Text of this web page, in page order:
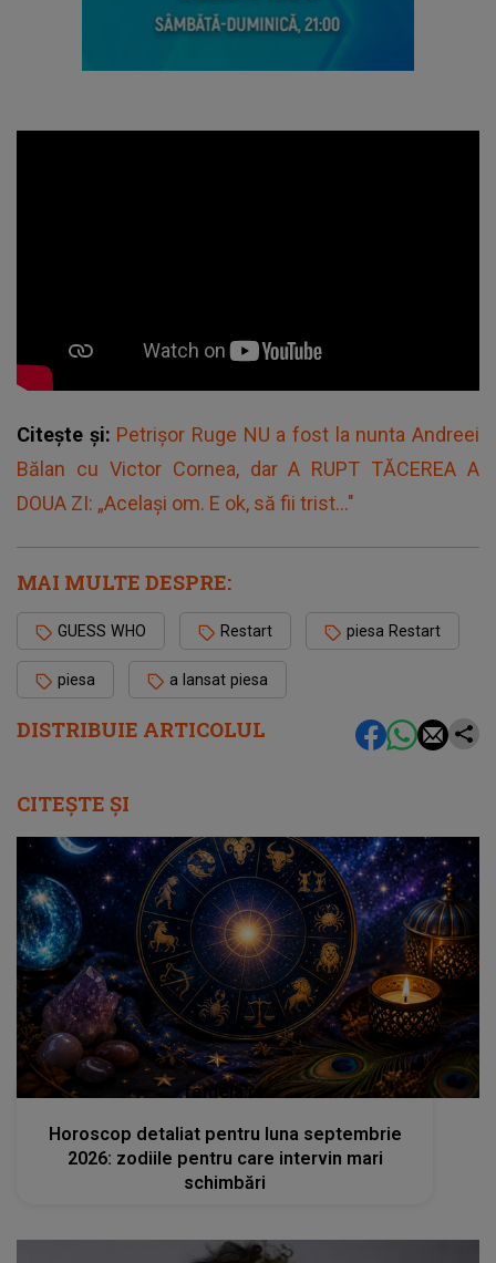
DISTRIBUIE ARTICOLUL
Citește și: Petrișor Ruge NU a fost la nunta Andreei
Bălan cu Victor Cornea, dar A RUPT TĂCEREA A
DOUA ZI: „Același om. E ok, să fii trist..."
MAI MULTE DESPRE:
GUESS WHO Restart piesa Restart
piesa a lansat piesa
CITEȘTE ȘI
femeia.ro
Horoscop detaliat pentru luna septembrie
2026: zodiile pentru care intervin mari
schimbări